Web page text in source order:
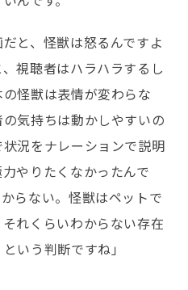
と、怪獣は怒るんですよ
視聴者はハラハラするし
怪獣は表情が変わらな
気持ちは動かしやすいの
況をナレーションで説明
やりたくなかったんで
らない。怪獣はペットで
れくらいわからない存在
いう判断ですね」